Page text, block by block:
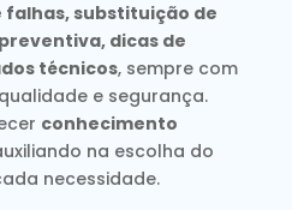
falhas, substituição de
dicas de
técnicos, sempre com
e segurança.
conhecimento
na escolha do
necessidade.